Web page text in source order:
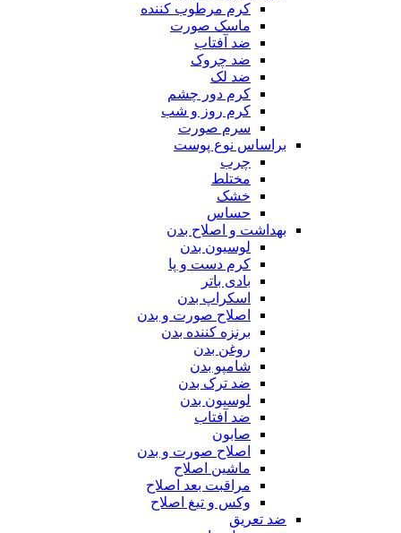
کرم مرطوب کننده
ماسک صورت
ضد آفتاب
ضد چروک
ضد لک
کرم دور چشم
کرم روز و شب
سرم صورت
براساس نوع پوست
چرب
مختلط
خشک
حساس
بهداشت و اصلاح بدن
لوسیون بدن
کرم دست و پا
بادی باتر
اسکراپ بدن
اصلاح صورت و بدن
برنزه کننده بدن
روغن بدن
شامپو بدن
ضد ترک بدن
لوسیون بدن
ضد آفتاب
صابون
اصلاح صورت و بدن
ماشین اصلاح
مراقبت بعد اصلاح
وکس و تیغ اصلاح
ضد تعریق